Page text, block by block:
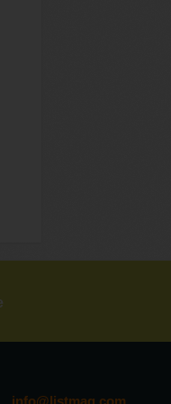
info@listmag.com